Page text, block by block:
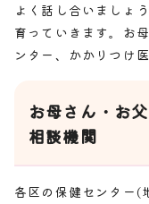
よく話し合いましょ
育っていきます。お
ンター、かかりつけ
お母さん・お
相談機関
各区の保健センター(